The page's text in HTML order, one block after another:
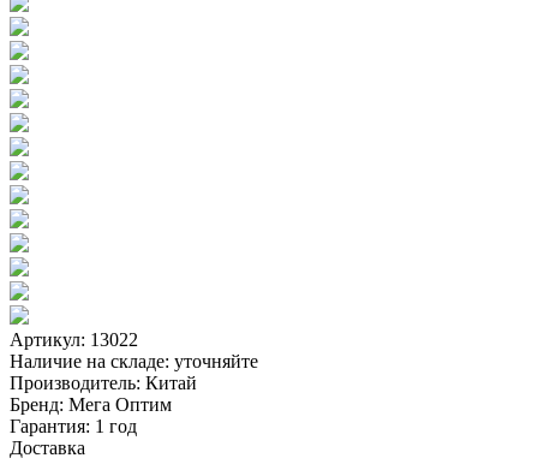
Артикул: 13022
Наличие на складе: уточняйте
Производитель: Китай
Бренд: Мега Оптим
Гарантия: 1 год
Доставка